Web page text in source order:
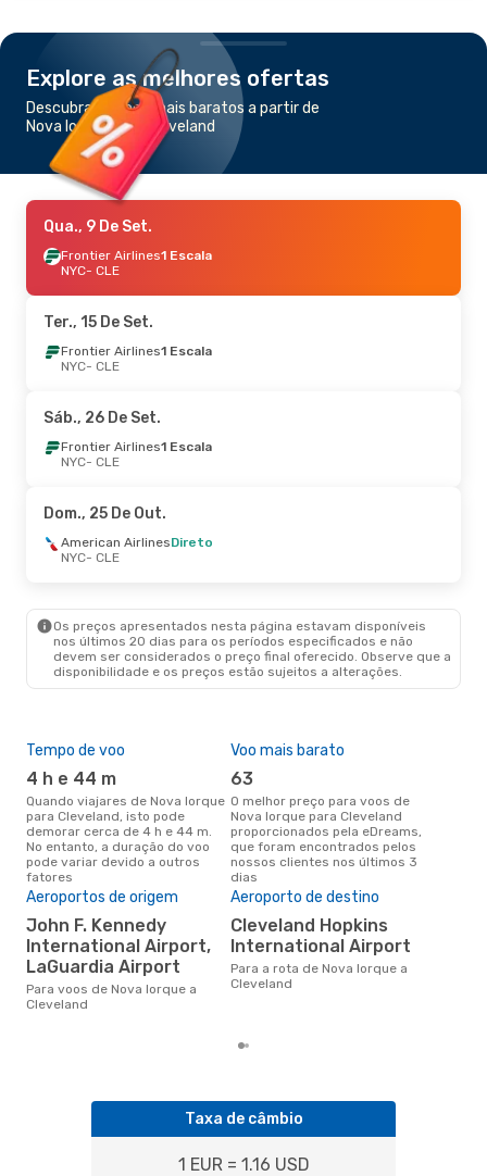
Explore as melhores ofertas
Descubra os voos mais baratos a partir de
Nova Iorque para Cleveland
Qua., 9 De Set.
Frontier Airlines1 Escala
NYC- CLE
Ter., 15 De Set.
Frontier Airlines1 Escala
NYC- CLE
Sáb., 26 De Set.
Frontier Airlines1 Escala
NYC- CLE
Dom., 25 De Out.
American AirlinesDireto
NYC- CLE
Os preços apresentados nesta página estavam disponíveis
nos últimos 20 dias para os períodos especificados e não
devem ser considerados o preço final oferecido. Observe que a
disponibilidade e os preços estão sujeitos a alterações.
Tempo de voo
4 h e 44 m
Quando viajares de Nova Iorque
para Cleveland, isto pode
demorar cerca de 4 h e 44 m.
No entanto, a duração do voo
pode variar devido a outros
fatores
Voo mais barato
63
O melhor preço para voos de
Nova Iorque para Cleveland
proporcionados pela eDreams,
que foram encontrados pelos
nossos clientes nos últimos 3
dias
Aeroportos de origem
John F. Kennedy
International Airport,
LaGuardia Airport
Para voos de Nova Iorque a
Cleveland
Aeroporto de destino
Cleveland Hopkins
International Airport
Para a rota de Nova Iorque a
Cleveland
Taxa de câmbio
1 EUR = 1.16 USD